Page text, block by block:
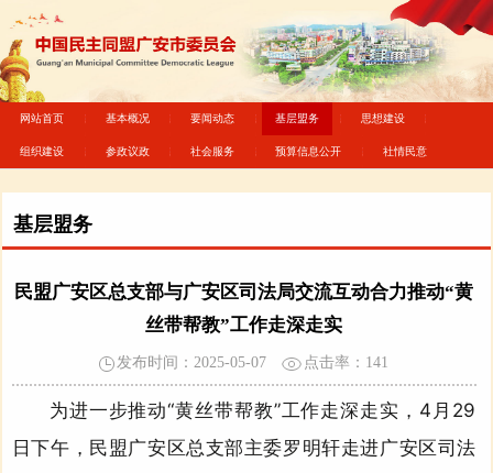
网站首页 基本概况 要闻动态 基层盟务 思想建设
组织建设 参政议政 社会服务 预算信息公开 社情民意
基层盟务
民盟广安区总支部与广安区司法局交流互动合力推动“黄
丝带帮教”工作走深走实
发布时间：2025-05-07 点击率： 141
为进一步推动“黄丝带帮教”工作走深走实，4月29
日下午，民盟广安区总支部主委罗明轩走进广安区司法